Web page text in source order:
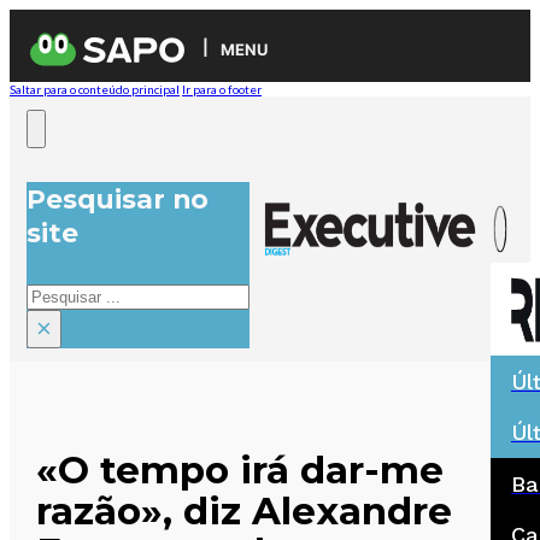
MENU
Saltar para o conteúdo principal Ir para o footer
Pesquisar no
site
Pesquisar
×
«O tempo irá dar-me
razão», diz Alexandre